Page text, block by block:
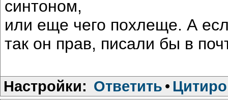
синтоном,
или еще чего похлеще. А
так он прав, писали бы в
Настройки: Ответить •